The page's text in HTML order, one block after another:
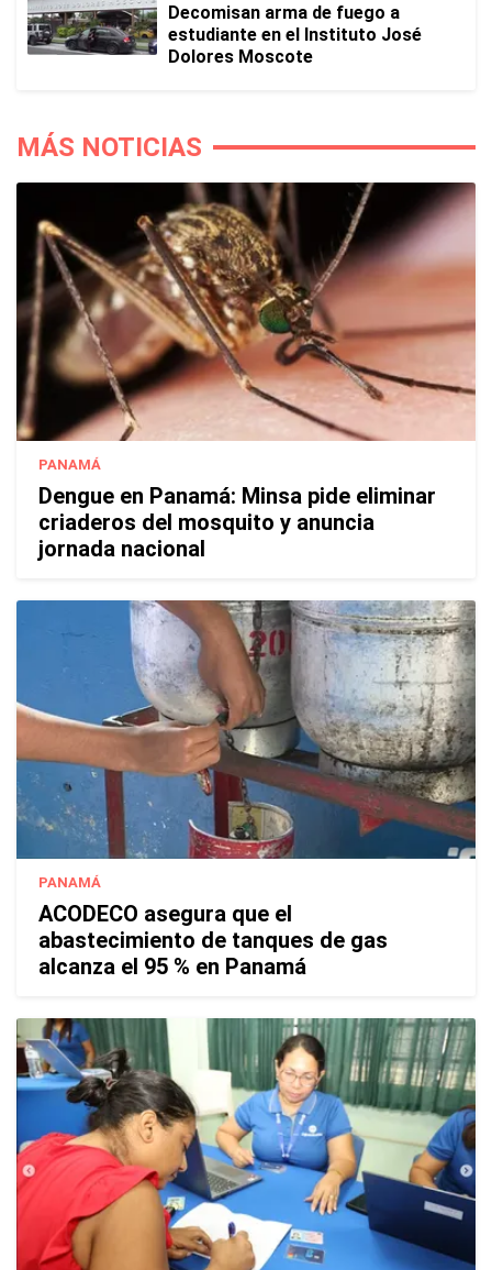
Decomisan arma de fuego a
estudiante en el Instituto José
Dolores Moscote
MÁS NOTICIAS
PANAMÁ
Dengue en Panamá: Minsa pide eliminar
criaderos del mosquito y anuncia
jornada nacional
PANAMÁ
ACODECO asegura que el
abastecimiento de tanques de gas
alcanza el 95 % en Panamá